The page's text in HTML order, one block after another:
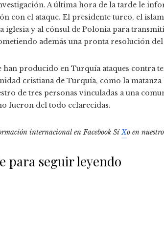
A última hora de la tarde le
con el ataque. El presidente turco, el
iglesia y al cónsul de Polonia para
además una pronta resolución del
han producido en Turquía ataques contra
cristiana de Turquía, como la
de tres personas vinculadas a una
fueron del todo eclarecidas.
internacional enFacebook SíXo en
para seguir leyendo